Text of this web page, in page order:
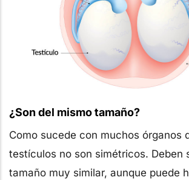
¿Son del mismo tamaño?
Como sucede con muchos órganos
testículos no son simétricos. Deben
tamaño muy similar, aunque puede